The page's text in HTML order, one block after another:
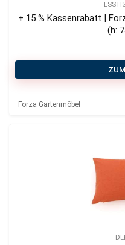
+ 15 % Kassenrabatt |
(h:
Forza Gartenmöbel